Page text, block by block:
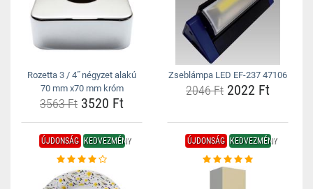
Rozetta 3 / 4˝ négyzet alakú
70 mm x70 mm króm
3563 Ft 3520 Ft
Zseblámpa LED EF-237 47106
2046 Ft 2022 Ft
ÚJDONSÁG KEDVEZMÉNY ÚJDONSÁG KEDVEZMÉNY